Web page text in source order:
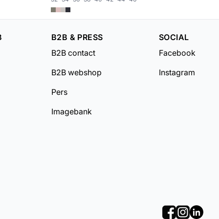
B2B & PRESS
B2B contact
B2B webshop
Pers
Imagebank
SOCIAL
Facebook
Instagram